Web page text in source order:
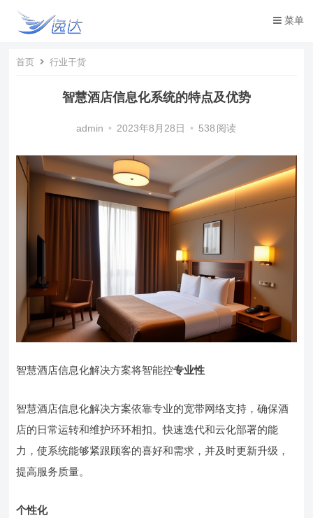
菜单
首页 行业干货
智慧酒店信息化系统的特点及优势
admin • 2023年8月28日 • 538 阅读
智慧酒店信息化解决方案将智能控专业性
智慧酒店信息化解决方案依靠专业的宽带网络支持，确保酒
店的日常运转和维护环环相扣。快速迭代和云化部署的能
力，使系统能够紧跟顾客的喜好和需求，并及时更新升级，
提高服务质量。
个性化